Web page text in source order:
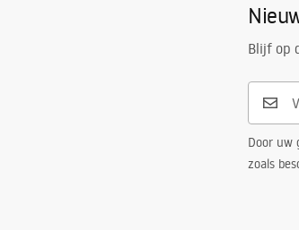
Blijf op
Door uw
zoals